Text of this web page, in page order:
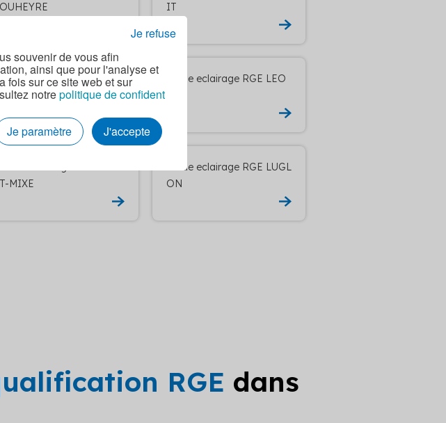
souvenir de vous afin
ainsi que pour l'analyse et
fois sur ce site web et sur
notrepolitique de confident
Je paramètre
J'accepte
Je refuse
OUHEYRE
IT
Etude eclairage RGE LARB
EY
Etude eclairage RGE LEO
T-MIXE
Etude eclairage RGE LUGL
ON
RGE dans